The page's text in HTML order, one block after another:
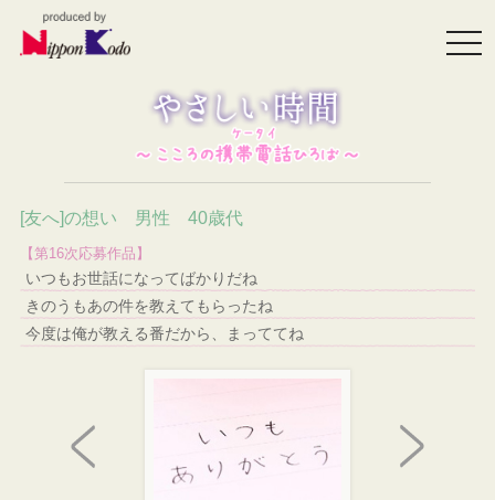
[友へ]の想い 男性 40歳代
【第16次応募作品】
いつもお世話になってばかりだね
きのうもあの件を教えてもらったね
今度は俺が教える番だから、まっててね